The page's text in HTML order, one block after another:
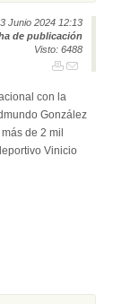
Junio 2024 12:13
de publicación
Visto: 6488
con la
González
de 2 mil
Vinicio